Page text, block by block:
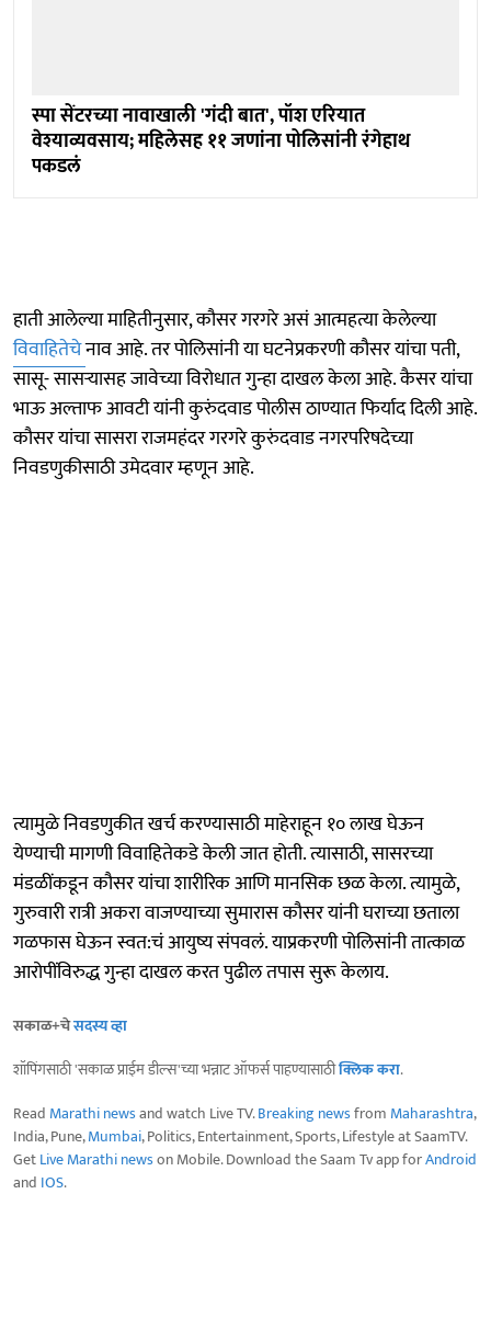
स्पा सेंटरच्या नावाखाली 'गंदी बात', पॉश एरियात
वेश्याव्यवसाय; महिलेसह ११ जणांना पोलिसांनी रंगेहाथ
पकडलं
हाती आलेल्या माहितीनुसार, कौसर गरगरे असं आत्महत्या केलेल्या
विवाहितेचेनाव आहे. तर पोलिसांनी या घटनेप्रकरणी कौसर यांचा पती,
सासू- सासऱ्यासह जावेच्या विरोधात गुन्हा दाखल केला आहे. कैसर यांचा
भाऊ अल्ताफ आवटी यांनी कुरुंदवाड पोलीस ठाण्यात फिर्याद दिली आहे.
कौसर यांचा सासरा राजमहंदर गरगरे कुरुंदवाड नगरपरिषदेच्या
निवडणुकीसाठी उमेदवार म्हणून आहे.
त्यामुळे निवडणुकीत खर्च करण्यासाठी माहेराहून १० लाख घेऊन
येण्याची मागणी विवाहितेकडे केली जात होती. त्यासाठी, सासरच्या
मंडळींकडून कौसर यांचा शारीरिक आणि मानसिक छळ केला. त्यामुळे,
गुरुवारी रात्री अकरा वाजण्याच्या सुमारास कौसर यांनी घराच्या छताला
गळफास घेऊन स्वत:चं आयुष्य संपवलं. याप्रकरणी पोलिसांनी तात्काळ
आरोपींविरुद्ध गुन्हा दाखल करत पुढील तपास सुरू केलाय.
सकाळ+चेसदस्य व्हा
शॉपिंगसाठी 'सकाळ प्राईम डील्स'च्या भन्नाट ऑफर्स पाहण्यासाठीक्लिक करा.
Read Marathi newsand watch Live TV.Breaking newsfrom Maharashtra,
India, Pune,Mumbai, Politics, Entertainment, Sports, Lifestyle at SaamTV.
GetLive Marathi newson Mobile. Download the Saam Tv app forAndroid
and IOS.